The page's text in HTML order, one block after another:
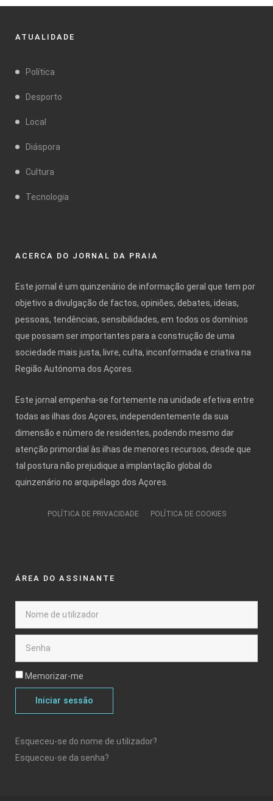
ATUALIDADE
Política
Desporto
Local
Diáspora
Cultura
Tecnologia
ACERCA DO JORNAL DA PRAIA
Este jornal é um quinzenário de informação geral que tem por
objetivo a divulgação de factos, opiniões, debates, ideias,
pessoas, tendências, sensibilidades, em todos os domínios
que possam ser importantes para a construção de uma
sociedade mais justa, livre, culta, inconformada e criativa na
Região Autónoma dos Açores.
Este jornal empenha-se fortemente na unidade efetiva entre
todas as ilhas dos Açores, independentemente da sua
dimensão e número de residentes, podendo mesmo dar
atenção primordial às ilhas de menores recursos, desde que
tal postura não prejudique a implantação global do
quinzenário no arquipélago dos Açores.
POLÍTICA DE PRIVACIDADE POLÍTICA DE COOKIES
ÁREA DO ASSINANTE
Memorizar-me
Iniciar sessão
Esqueceu-se do nome de utilizador?
Esqueceu-se da senha?